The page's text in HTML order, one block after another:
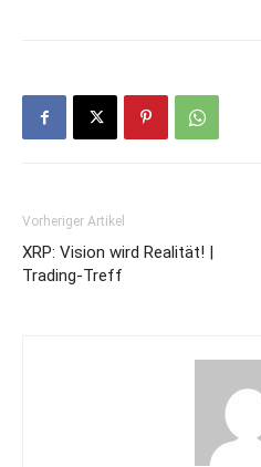
Vorheriger Artikel
XRP: Vision wird Realität! |
Trading-Treff